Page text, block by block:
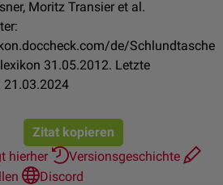
Moritz Transier et al.
de/Schlundtasche
31.05.2012. Letzte
21.03.2024
Zitat kopieren
hierher
Versionsgeschichte
Discord